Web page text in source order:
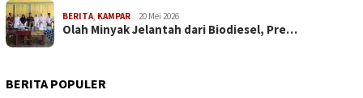
BERITA, KAMPAR 20 Mei 2026
Olah Minyak Jelantah dari Biodiesel, Pre…
BERITA POPULER